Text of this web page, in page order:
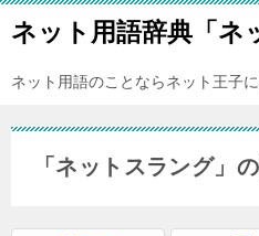
ネット用語辞典「ネ
ネット用語のことならネット王子
「ネットスラング」